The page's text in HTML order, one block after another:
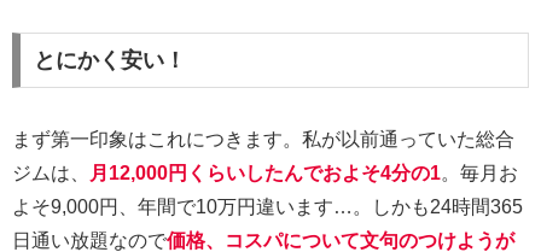
とにかく安い！
まず第一印象はこれにつきます。私が以前通っていた総合
ジムは、
月12,000円くらいしたんでおよそ4分の1。毎月お
よそ9,000円、年間で10万円違います…。しかも24時間365
日通い放題なので価格、コスパについて文句のつけようが